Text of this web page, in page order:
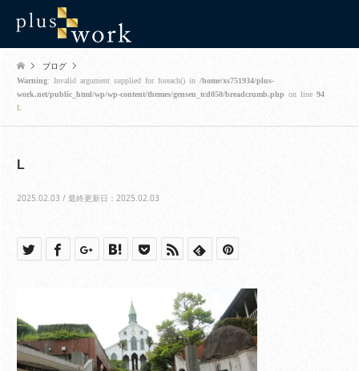
ブログ
Warning: Invalid argument supplied for foreach() in /home/xs751934/plus-
work.net/public_html/wp/wp-content/themes/gensen_tcd050/breadcrumb.php on line 94
L
L
2025.02.03 / 最終更新日：2025.02.03